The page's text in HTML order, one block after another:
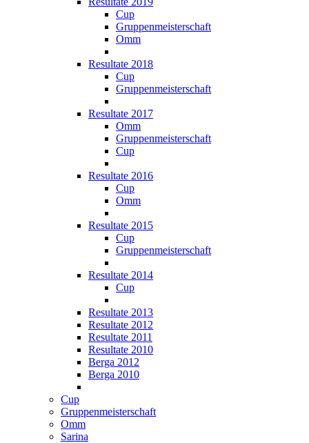
Cup
Gruppenmeisterschaft
Omm
Resultate 2018
Cup
Gruppenmeisterschaft
Resultate 2017
Omm
Gruppenmeisterschaft
Cup
Resultate 2016
Cup
Omm
Resultate 2015
Cup
Gruppenmeisterschaft
Resultate 2014
Cup
Resultate 2013
Resultate 2012
Resultate 2011
Resultate 2010
Berga 2012
Berga 2010
Cup
Gruppenmeisterschaft
Omm
Sarina